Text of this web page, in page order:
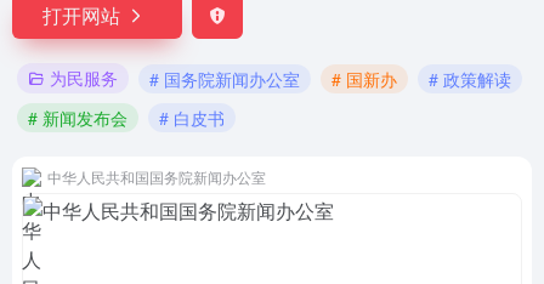
打开网站
为民服务 # 国务院新闻办公室 # 国新办
# 政策解读
# 新闻发布会
# 白皮书
中华人民共和国国务院新闻办公室